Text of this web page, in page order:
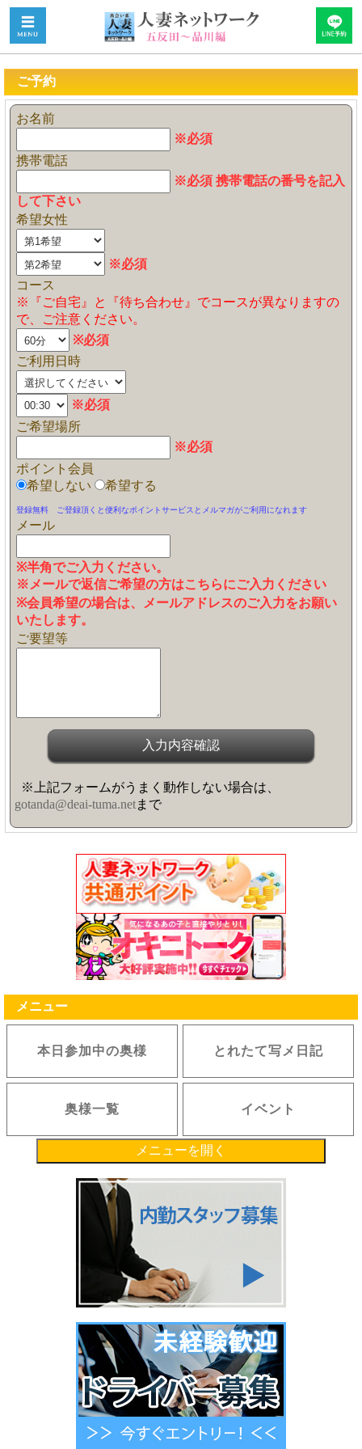
ご予約
お名前
※必須
携帯電話
※必須 携帯電話の番号を記入
して下さい
希望女性
※必須
コース
※『ご自宅』と『待ち合わせ』でコースが異なりますの
で、ご注意ください。
※必須
ご利用日時
※必須
ご希望場所
※必須
ポイント会員
希望しない
希望する
登録無料 ご登録頂くと便利なポイントサービスとメルマガがご利用になれます
メール
※半角でご入力ください。
※メールで返信ご希望の方はこちらにご入力ください
※会員希望の場合は、メールアドレスのご入力をお願い
いたします。
ご要望等
※上記フォームがうまく動作しない場合は、
gotanda@deai-tuma.netまで
メニュー
本日参加中の奥様 とれたて写メ日記
奥様一覧 イベント
メニューを開く